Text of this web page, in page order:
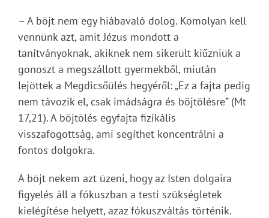
– A böjt nem egy hiábavaló dolog. Komolyan kell
vennünk azt, amit Jézus mondott a
tanítványoknak, akiknek nem sikerült kiűzniük a
gonoszt a megszállott gyermekből, miután
lejöttek a Megdicsőülés hegyéről: „Ez a fajta pedig
nem távozik el, csak imádságra és böjtölésre” (Mt
17,21). A böjtölés egyfajta fizikális
visszafogottság, ami segíthet koncentrálni a
fontos dolgokra.
A böjt nekem azt üzeni, hogy az Isten dolgaira
figyelés áll a fókuszban a testi szükségletek
kielégítése helyett, azaz fókuszváltás történik.